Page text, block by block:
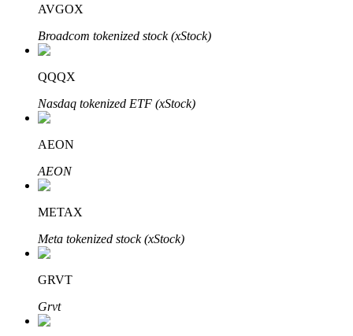
Automatyczna inwestycja
Zdobądź długoterminowy zysk i elastyczne zainteresowania
Naucz się stakingu
Dowiedz się, jak uzyskać dochód pasywny
AVGOX
Broadcom tokenized stock (xStock)
QQQX
Nasdaq tokenized ETF (xStock)
AEON
AEON
METAX
Meta tokenized stock (xStock)
GRVT
Grvt